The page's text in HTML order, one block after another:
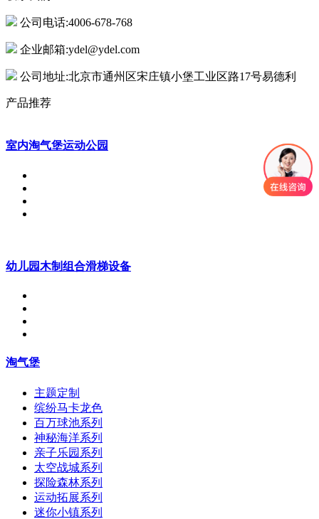
公司电话:4006-678-768
企业邮箱:ydel@ydel.com
公司地址:北京市通州区宋庄镇小堡工业区路17号易德利
产品推荐
室内淘气堡运动公园
幼儿园木制组合滑梯设备
淘气堡
主题定制
缤纷马卡龙色
百万球池系列
神秘海洋系列
亲子乐园系列
太空战城系列
探险森林系列
运动拓展系列
迷你小镇系列